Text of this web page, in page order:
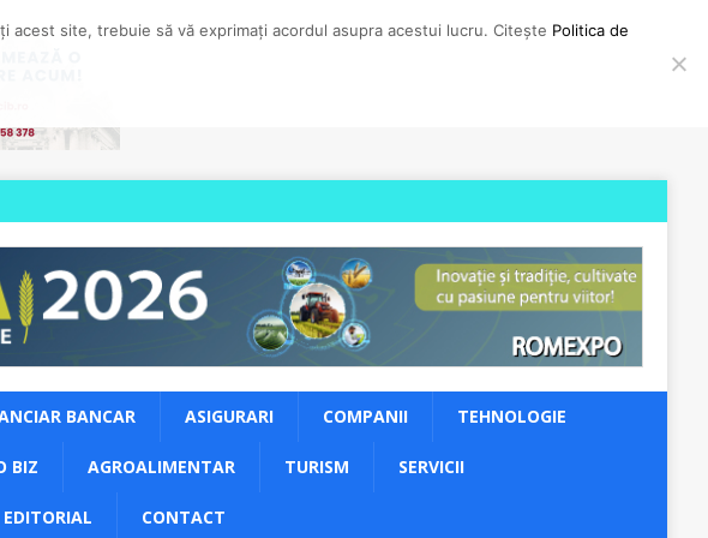
BANCAR ASIGURARI COMPANII TEHNOLOGIE
BIZ AGROALIMENTAR TURISM SERVICII
EDITORIAL CONTACT
site, trebuie să vă exprimați acordul asupra acestui lucru. Citește Politica de